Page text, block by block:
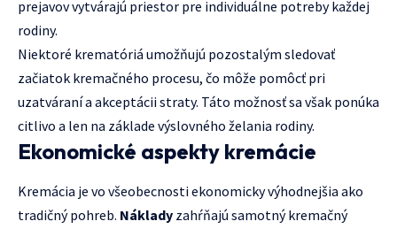
prejavov vytvárajú priestor pre individuálne potreby každej
rodiny.
Niektoré krematóriá umožňujú pozostalým sledovať
začiatok kremačného procesu, čo môže pomôcť pri
uzatváraní a akceptácii straty. Táto možnosť sa však ponúka
citlivo a len na základe výslovného želania rodiny.
Ekonomické aspekty kremácie
Kremácia je vo všeobecnosti ekonomicky výhodnejšia ako
tradičný pohreb. Náklady zahŕňajú samotný kremačný